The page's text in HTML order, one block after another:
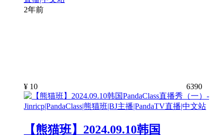
2年前
¥ 10 6390
【熊猫班】2024.09.10韩国